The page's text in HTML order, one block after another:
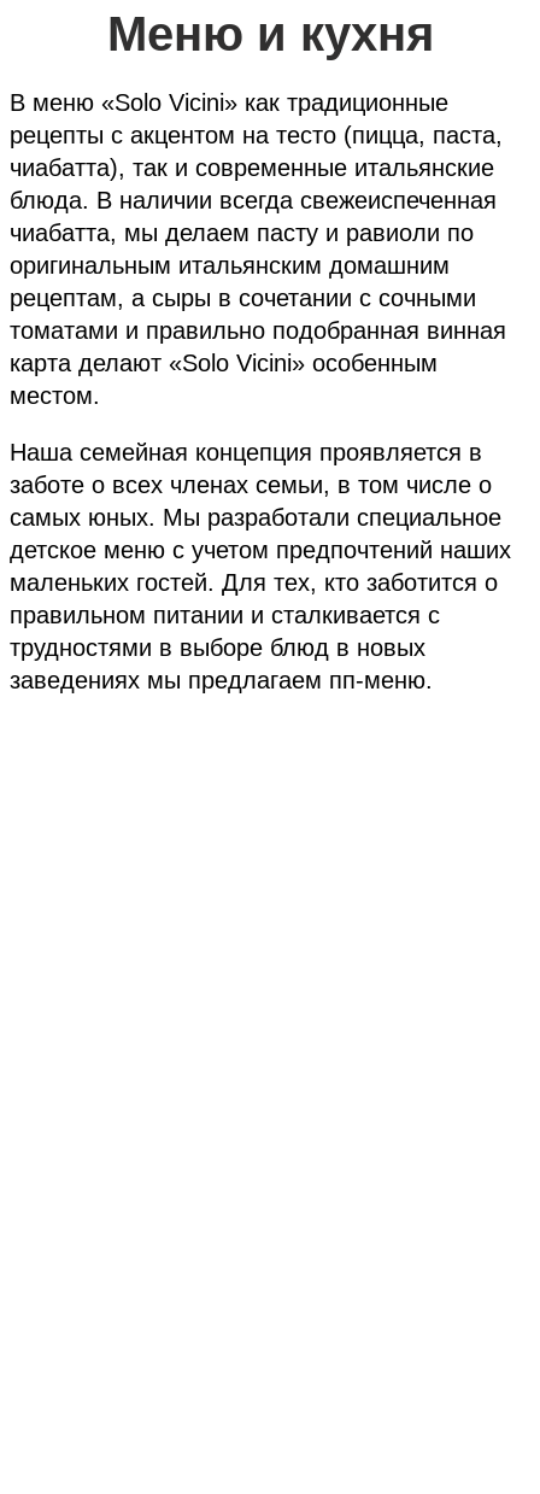
Меню и кухня
В меню «‎Solo Vicini» как традиционные
рецепты с акцентом на тесто (пицца, паста,
чиабатта), так и современные итальянские
блюда. В наличии всегда свежеиспеченная
чиабатта, мы делаем пасту и равиоли по
оригинальным итальянским домашним
рецептам, а сыры в сочетании с сочными
томатами и правильно подобранная винная
карта делают «‎Solo Vicini» особенным
местом.
Наша семейная концепция проявляется в
заботе о всех членах семьи, в том числе о
самых юных. Мы разработали специальное
детское меню с учетом предпочтений наших
маленьких гостей. Для тех, кто заботится о
правильном питании и сталкивается с
трудностями в выборе блюд в новых
заведениях мы предлагаем пп-меню.